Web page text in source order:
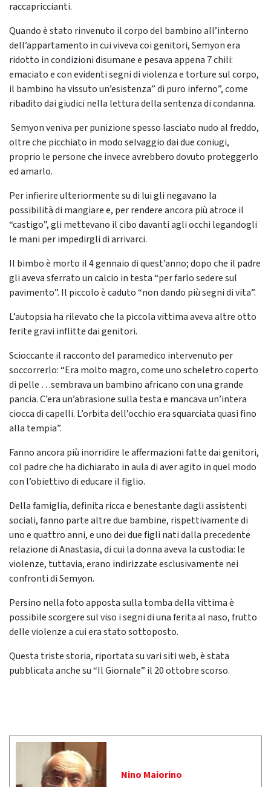
raccapriccianti.
Quando è stato rinvenuto il corpo del bambino all’interno
dell’appartamento in cui viveva coi genitori, Semyon era
ridotto in condizioni disumane e pesava appena 7 chili:
emaciato e con evidenti segni di violenza e torture sul corpo,
il bambino ha vissuto un’esistenza” di puro inferno”, come
ribadito dai giudici nella lettura della sentenza di condanna.
Semyon veniva per punizione spesso lasciato nudo al freddo,
oltre che picchiato in modo selvaggio dai due coniugi,
proprio le persone che invece avrebbero dovuto proteggerlo
ed amarlo.
Per infierire ulteriormente su di lui gli negavano la
possibilità di mangiare e, per rendere ancora più atroce il
“castigo”, gli mettevano il cibo davanti agli occhi legandogli
le mani per impedirgli di arrivarci.
Il bimbo è morto il 4 gennaio di quest’anno; dopo che il padre
gli aveva sferrato un calcio in testa “per farlo sedere sul
pavimento”. Il piccolo è caduto “non dando più segni di vita”.
L’autopsia ha rilevato che la piccola vittima aveva altre otto
ferite gravi inflitte dai genitori.
Scioccante il racconto del paramedico intervenuto per
soccorrerlo: “Era molto magro, come uno scheletro coperto
di pelle …sembrava un bambino africano con una grande
pancia. C’era un’abrasione sulla testa e mancava un’intera
ciocca di capelli. L’orbita dell’occhio era squarciata quasi fino
alla tempia”.
Fanno ancora più inorridire le affermazioni fatte dai genitori,
col padre che ha dichiarato in aula di aver agito in quel modo
con l’obiettivo di educare il figlio.
Della famiglia, definita ricca e benestante dagli assistenti
sociali, fanno parte altre due bambine, rispettivamente di
uno e quattro anni, e uno dei due figli nati dalla precedente
relazione di Anastasia, di cui la donna aveva la custodia: le
violenze, tuttavia, erano indirizzate esclusivamente nei
confronti di Semyon.
Persino nella foto apposta sulla tomba della vittima è
possibile scorgere sul viso i segni di una ferita al naso, frutto
delle violenze a cui era stato sottoposto.
Questa triste storia, riportata su vari siti web, è stata
pubblicata anche su “Il Giornale” il 20 ottobre scorso.
Nino Maiorino